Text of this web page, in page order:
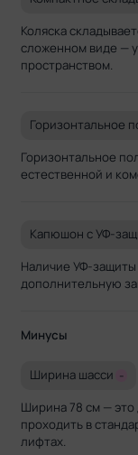
Коляска
сложенном виде —
пространством.
Горизонтальное
Горизонтальное
естественной и
Капюшон с УФ-
Наличие УФ-
дополнительную
Минусы
Ширина шасси -
Ширина 78 см — это
проходить в
лифтах.